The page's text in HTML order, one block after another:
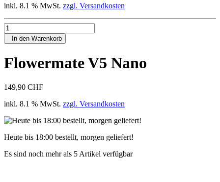
inkl. 8.1 % MwSt. zzgl. Versandkosten
In den Warenkorb
Flowermate V5 Nano
149,90 CHF
inkl. 8.1 % MwSt. zzgl. Versandkosten
Heute bis 18:00 bestellt, morgen geliefert!
Es sind noch mehr als 5 Artikel verfügbar